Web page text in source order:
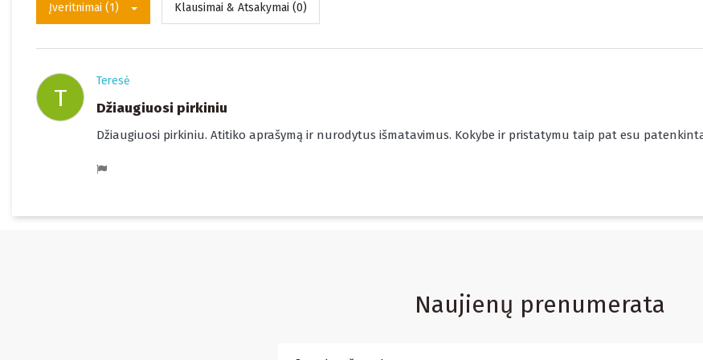
Įveritnimai (1) Klausimai & Atsakymai (0)
T
Teresė
Džiaugiuosi pirkiniu
Džiaugiuosi pirkiniu. Atitiko aprašymą ir nurodytus išmatavimus. Kokybe ir pristatymu taip pat esu
Naujienų prenumerata